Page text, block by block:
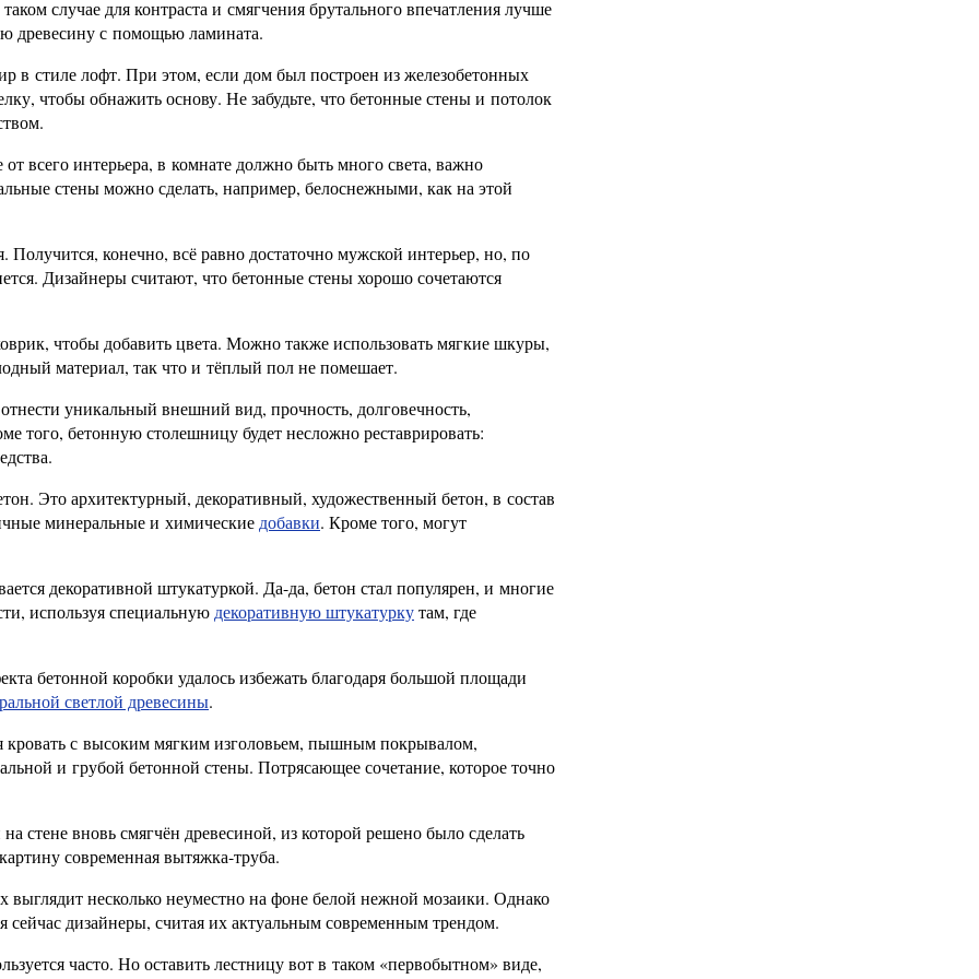
случае для контраста и смягчения брутального впечатления лучше
древесину с помощью ламината.
в стиле лофт. При этом, если дом был построен из железобетонных
чтобы обнажить основу. Не забудьте, что бетонные стены и потолок
всего интерьера, в комнате должно быть много света, важно
стены можно сделать, например, белоснежными, как на этой
конечно, всё равно достаточно мужской интерьер, но, по
Дизайнеры считают, что бетонные стены хорошо сочетаются
чтобы добавить цвета. Можно также использовать мягкие шкуры,
материал, так что и тёплый пол не помешает.
уникальный внешний вид, прочность, долговечность,
того, бетонную столешницу будет несложно реставрировать:
Это архитектурный, декоративный, художественный бетон, в состав
минеральные и химические добавки. Кроме того, могут
декоративной штукатуркой. Да-да, бетон стал популярен, и многие
используя специальную декоративную штукатуркутам, где
бетонной коробки удалось избежать благодаря большой площади
светлой древесины.
с высоким мягким изголовьем, пышным покрывалом,
и грубой бетонной стены. Потрясающее сочетание, которое точно
стене вновь смягчён древесиной, из которой решено было сделать
современная вытяжка-труба.
выглядит несколько неуместно на фоне белой нежной мозаики. Однако
дизайнеры, считая их актуальным современным трендом.
часто. Но оставить лестницу вот в таком «первобытном» виде,